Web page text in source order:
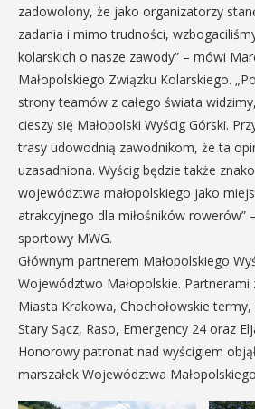
zadowolony, że jako organizatorzy
zadania i mimo trudności,
kolarskich o nasze zawody” – mówi
Małopolskiego Związku Kolarskiego.
strony teamów z całego świata
cieszy się Małopolski Wyścig Górski.
trasy udowodnią zawodnikom, że ta
uzasadniona. Wyścig będzie także
województwa małopolskiego jako
atrakcyjnego dla miłośników rowerów”
sportowy MWG.
Głównym partnerem Małopolskiego
Województwo Małopolskie. Partnerami
Miasta Krakowa, Chochołowskie
Stary Sącz, Raso, Emergency 24 oraz
Honorowy patronat nad wyścigiem
marszałek Województwa